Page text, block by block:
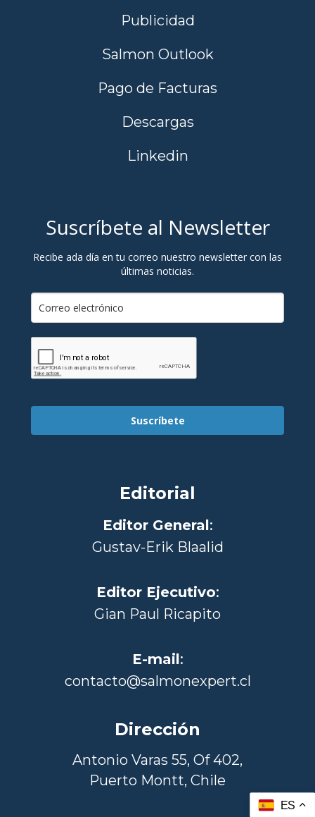
Publicidad
Salmon Outlook
Pago de Facturas
Descargas
Linkedin
Suscríbete al Newsletter
Recibe ada día en tu correo nuestro newsletter con las
últimas noticias.
Suscríbete
Editorial
Editor General:
Gustav-Erik Blaalid
Editor Ejecutivo:
Gian Paul Ricapito
E-mail:
contacto@salmonexpert.cl
Dirección
Antonio Varas 55, Of 402,
Puerto Montt, Chile
ES